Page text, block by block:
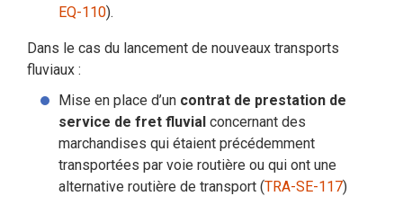
EQ-110).
Dans le cas du lancement de nouveaux transports
fluviaux :
Mise en place d’un contrat de prestation de
service de fret fluvial concernant des
marchandises qui étaient précédemment
transportées par voie routière ou qui ont une
alternative routière de transport (TRA-SE-117)